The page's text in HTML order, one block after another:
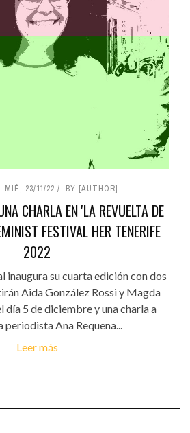
MIÉ, 23/11/22 BY [AUTHOR]
CHARLA EN 'LA REVUELTA DE
FESTIVAL HER TENERIFE
2022
inaugura su cuarta edición con dos
Aida González Rossi y Magda
día 5 de diciembre y una charla a
periodista Ana Requena...
Leer más